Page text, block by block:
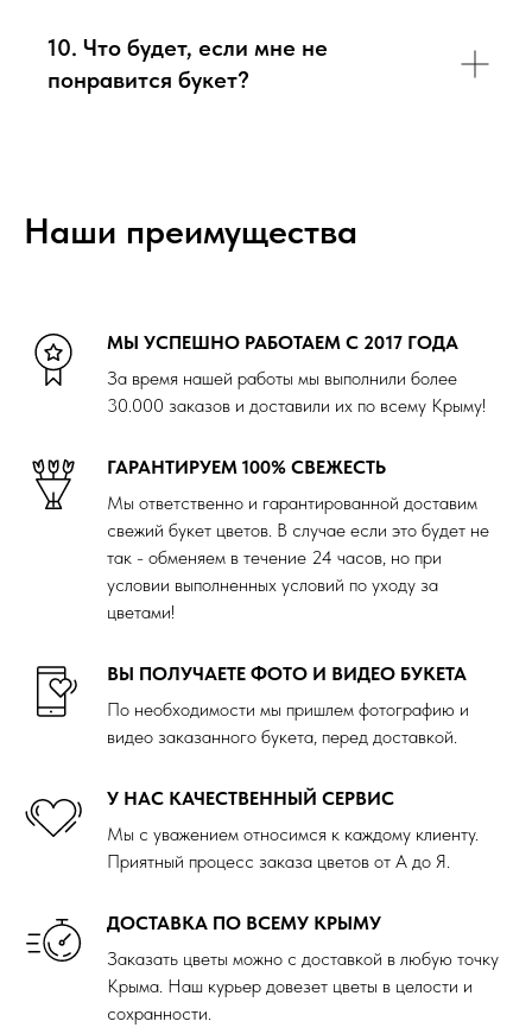
10. Что будет, если мне не
понравится букет?
Наши преимущества
МЫ УСПЕШНО РАБОТАЕМ С 2017 ГОДА
За время нашей работы мы выполнили более
30.000 заказов и доставили их по всему Крыму!
ГАРАНТИРУЕМ 100% СВЕЖЕСТЬ
Мы ответственно и гарантированной доставим
свежий букет цветов. В случае если это будет не
так - обменяем в течение 24 часов, но при
условии выполненных условий по уходу за
цветами!
ВЫ ПОЛУЧАЕТЕ ФОТО И ВИДЕО БУКЕТА
По необходимости мы пришлем фотографию и
видео заказанного букета, перед доставкой.
У НАС КАЧЕСТВЕННЫЙ СЕРВИС
Мы с уважением относимся к каждому клиенту.
Приятный процесс заказа цветов от А до Я.
ДОСТАВКА ПО ВСЕМУ КРЫМУ
Заказать цветы можно с доставкой в любую точку
Крыма. Наш курьер довезет цветы в целости и
сохранности.